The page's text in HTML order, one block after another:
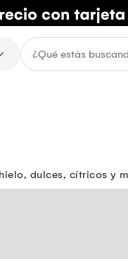
dulces, cítricos y